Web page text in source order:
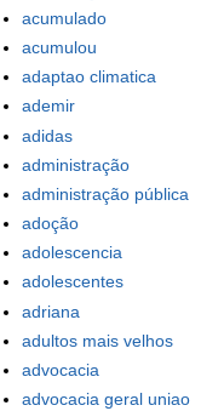
acumulado
acumulou
adaptao climatica
ademir
adidas
administração
administração pública
adoção
adolescencia
adolescentes
adriana
adultos mais velhos
advocacia
advocacia geral uniao